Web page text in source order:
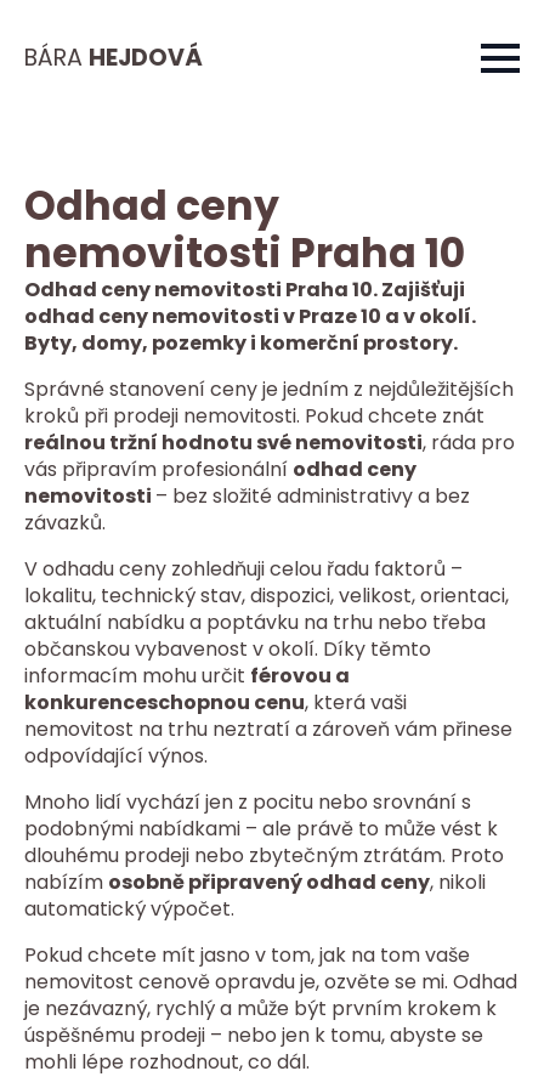
BÁRA HEJDOVÁ
Odhad ceny
nemovitosti Praha 10
Odhad ceny nemovitosti Praha 10. Zajišťuji
odhad ceny nemovitosti v Praze 10 a v okolí.
Byty, domy, pozemky i komerční prostory.
Správné stanovení ceny je jedním z nejdůležitějších
kroků při prodeji nemovitosti. Pokud chcete znát
reálnou tržní hodnotu své nemovitosti, ráda pro
vás připravím profesionální odhad ceny
nemovitosti – bez složité administrativy a bez
závazků.
V odhadu ceny zohledňuji celou řadu faktorů –
lokalitu, technický stav, dispozici, velikost, orientaci,
aktuální nabídku a poptávku na trhu nebo třeba
občanskou vybavenost v okolí. Díky těmto
informacím mohu určit férovou a
konkurenceschopnou cenu, která vaši
nemovitost na trhu neztratí a zároveň vám přinese
odpovídající výnos.
Mnoho lidí vychází jen z pocitu nebo srovnání s
podobnými nabídkami – ale právě to může vést k
dlouhému prodeji nebo zbytečným ztrátám. Proto
nabízím osobně připravený odhad ceny, nikoli
automatický výpočet.
Pokud chcete mít jasno v tom, jak na tom vaše
nemovitost cenově opravdu je, ozvěte se mi. Odhad
je nezávazný, rychlý a může být prvním krokem k
úspěšnému prodeji – nebo jen k tomu, abyste se
mohli lépe rozhodnout, co dál.